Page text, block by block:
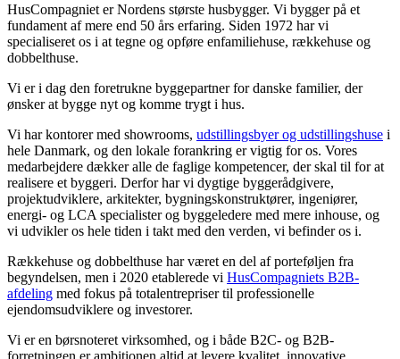
HusCompagniet er Nordens største husbygger. Vi bygger på et
fundament af mere end 50 års erfaring. Siden 1972 har vi
specialiseret os i at tegne og opføre enfamiliehuse, rækkehuse og
dobbelthuse.
Vi er i dag den foretrukne byggepartner for danske familier, der
ønsker at bygge nyt og komme trygt i hus.
Vi har kontorer med showrooms, udstillingsbyer og udstillingshuse i
hele Danmark, og den lokale forankring er vigtig for os. Vores
medarbejdere dækker alle de faglige kompetencer, der skal til for at
realisere et byggeri. Derfor har vi dygtige byggerådgivere,
projektudviklere, arkitekter, bygningskonstruktører, ingeniører,
energi- og LCA specialister og byggeledere med mere inhouse, og
vi udvikler os hele tiden i takt med den verden, vi befinder os i.
Rækkehuse og dobbelthuse har været en del af porteføljen fra
begyndelsen, men i 2020 etablerede vi HusCompagniets B2B-
afdeling med fokus på totalentrepriser til professionelle
ejendomsudviklere og investorer.
Vi er en børsnoteret virksomhed, og i både B2C- og B2B-
forretningen er ambitionen altid at levere kvalitet, innovative